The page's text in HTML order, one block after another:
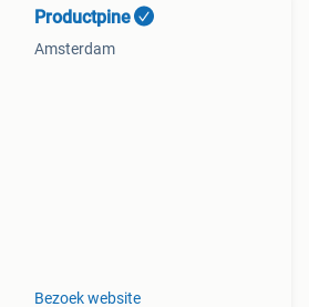
Productpine
Amsterdam
Bezoek website